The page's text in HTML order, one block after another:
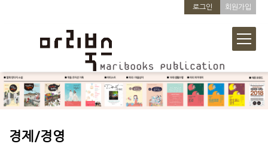
로그인 회원가입
경제/경영